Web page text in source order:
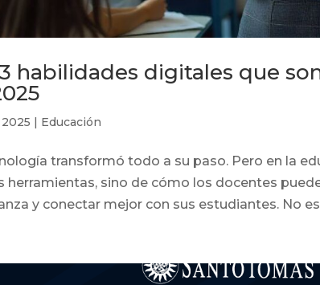
habilidades digitales que
2025 | Educación
transformó todo a su paso. Pero en la
herramientas, sino de cómo los docentes
y conectar mejor con sus estudiantes. No